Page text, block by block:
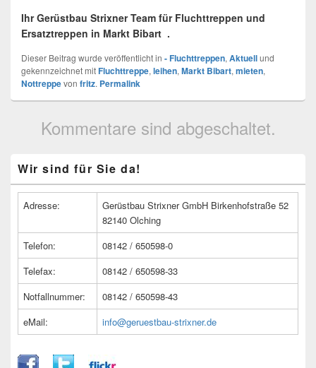
Ihr Gerüstbau Strixner Team für Fluchttreppen und
Ersatztreppen in Markt Bibart .
Dieser Beitrag wurde veröffentlicht in - Fluchttreppen, Aktuellund
gekennzeichnet mitFluchttreppe, leihen, Markt Bibart, mieten,
Nottreppevon fritz. Permalink
Kommentare sind abgeschaltet.
Seitenleisten
Widget-
Wir sind für Sie da!
Adresse:
Gerüstbau Strixner GmbH Birkenhofstraße 52
82140 Olching
Telefon:
08142 / 650598-0
Telefax:
08142 / 650598-33
Notfallnummer:
08142 / 650598-43
eMail:
info@geruestbau-strixner.de